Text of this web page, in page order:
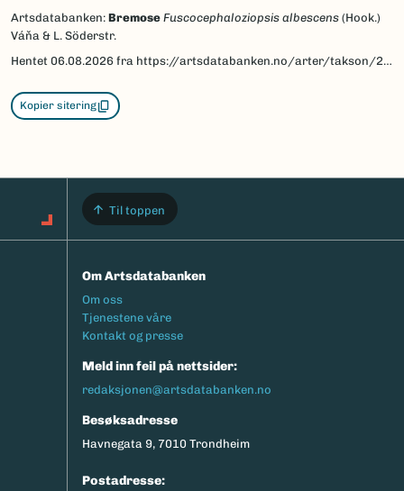
Artsdatabanken: Bremose Fuscocephaloziopsis albescens (Hook.)
Váňa & L. Söderstr.
Hentet 06.08.2026 fra https://artsdatabanken.no/arter/takson/200279
Kopier sitering
Til toppen
Om Artsdatabanken
Footermeny
Om oss
Tjenestene våre
Kontakt og presse
Meld inn feil på nettsider:
redaksjonen@artsdatabanken.no
Besøksadresse
Havnegata 9, 7010 Trondheim
Postadresse: